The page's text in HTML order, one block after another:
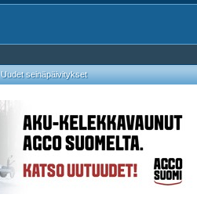
Uudet seinäpäivitykset